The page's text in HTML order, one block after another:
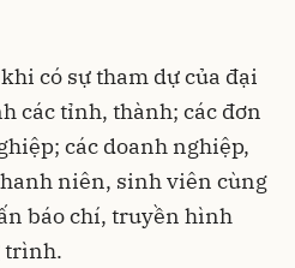
có sự tham dự của đại
các tỉnh, thành; các đơn
các doanh nghiệp,
niên, sinh viên cùng
báo chí, truyền hình
trình.